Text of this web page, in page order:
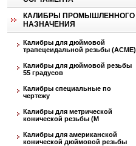
КАЛИБРЫ ПРОМЫШЛЕННОГО
НАЗНАЧЕНИЯ
Калибры для дюймовой
трапецеидальной резьбы (АСМЕ)
Калибры для дюймовой резьбы
55 градусов
Калибры специальные по
чертежу
Калибры для метрической
конической резьбы (М
Калибры для американской
конической дюймовой резьбы